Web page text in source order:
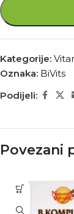
Kategorije:
Oznaka: BiVits
Podijeli:
Povezani